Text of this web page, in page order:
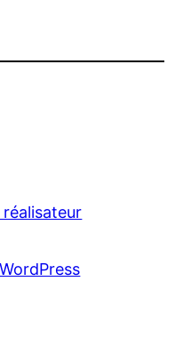
WordPress